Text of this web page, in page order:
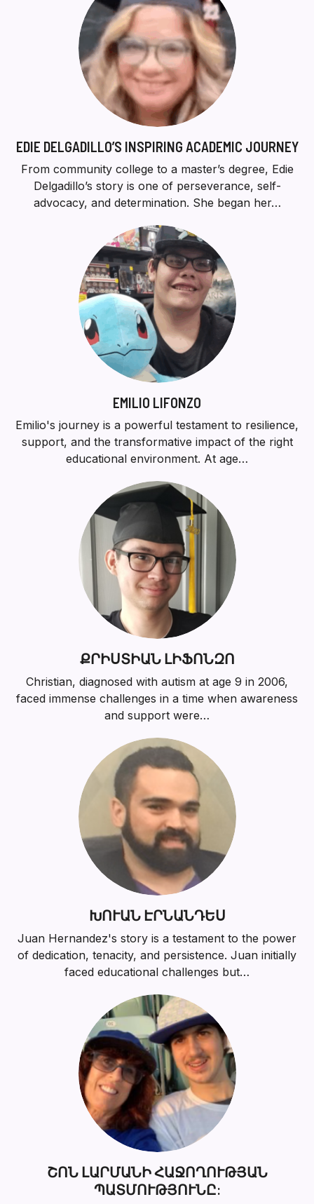
EDIE DELGADILLO’S INSPIRING ACADEMIC JOURNEY
From community college to a master’s degree, Edie
Delgadillo’s story is one of perseverance, self-
advocacy, and determination. She began her…
EMILIO LIFONZO
Emilio's journey is a powerful testament to resilience,
support, and the transformative impact of the right
educational environment. At age…
ՔՐԻՍՏԻԱՆ ԼԻՖՈՆԶՈ
Christian, diagnosed with autism at age 9 in 2006,
faced immense challenges in a time when awareness
and support were…
ԽՈՒԱՆ ԷՐՆԱՆԴԵՍ
Juan Hernandez's story is a testament to the power
of dedication, tenacity, and persistence. Juan initially
faced educational challenges but…
ՇՈՆ ԼԱՐՄԱՆԻ ՀԱՋՈՂՈՒԹՅԱՆ
ՊԱՏՄՈՒԹՅՈՒՆԸ: